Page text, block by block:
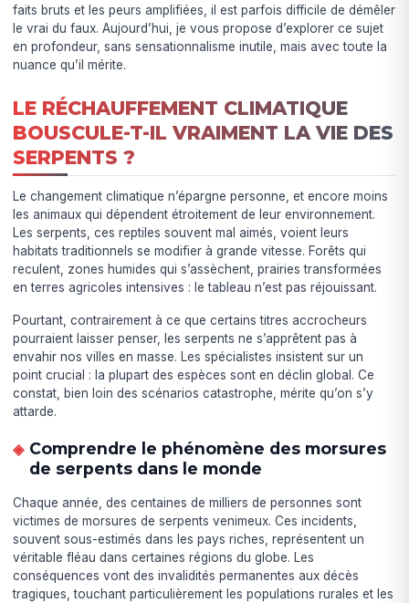
faits bruts et les peurs amplifiées, il est parfois difficile de démêler
le vrai du faux. Aujourd’hui, je vous propose d’explorer ce sujet
en profondeur, sans sensationnalisme inutile, mais avec toute la
nuance qu’il mérite.
LE RÉCHAUFFEMENT CLIMATIQUE
BOUSCULE-T-IL VRAIMENT LA VIE DES
SERPENTS ?
Le changement climatique n’épargne personne, et encore moins
les animaux qui dépendent étroitement de leur environnement.
Les serpents, ces reptiles souvent mal aimés, voient leurs
habitats traditionnels se modifier à grande vitesse. Forêts qui
reculent, zones humides qui s’assèchent, prairies transformées
en terres agricoles intensives : le tableau n’est pas réjouissant.
Pourtant, contrairement à ce que certains titres accrocheurs
pourraient laisser penser, les serpents ne s’apprêtent pas à
envahir nos villes en masse. Les spécialistes insistent sur un
point crucial : la plupart des espèces sont en déclin global. Ce
constat, bien loin des scénarios catastrophe, mérite qu’on s’y
attarde.
Comprendre le phénomène des morsures
de serpents dans le monde
Chaque année, des centaines de milliers de personnes sont
victimes de morsures de serpents venimeux. Ces incidents,
souvent sous-estimés dans les pays riches, représentent un
véritable fléau dans certaines régions du globe. Les
conséquences vont des invalidités permanentes aux décès
tragiques, touchant particulièrement les populations rurales et les